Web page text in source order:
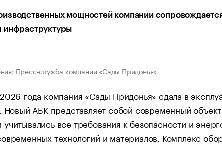
мощностей компании
инфраструктуры
Пресс-служба компании «Сады Придонья»
года компания «Сады Придонья» сдала в
Новый АБК представляет собой современный
учитывались все требования к безопасности и
технологий и материалов. Комплекс